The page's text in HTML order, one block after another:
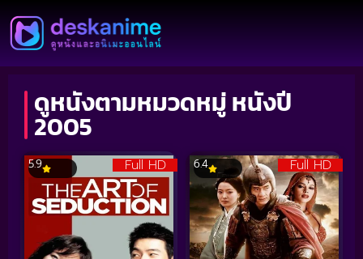
ดูหนังตามหมวดหมู่ หนังปี
2005
Full HD
5.9 Full HD
6.4